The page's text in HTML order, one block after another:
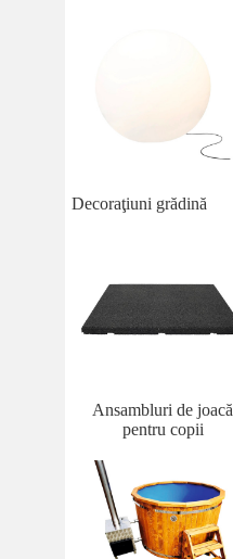
Decoraţiuni grădină
Ansambluri de joacă
pentru copii